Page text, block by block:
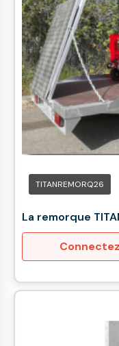
TITANREMORQ26
La remorque